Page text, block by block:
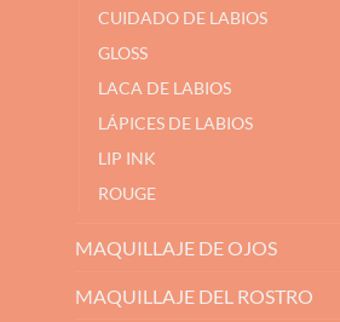
CUIDADO DE LABIOS
GLOSS
LACA DE LABIOS
LÁPICES DE LABIOS
LIP INK
ROUGE
MAQUILLAJE DE OJOS
MAQUILLAJE DEL ROSTRO